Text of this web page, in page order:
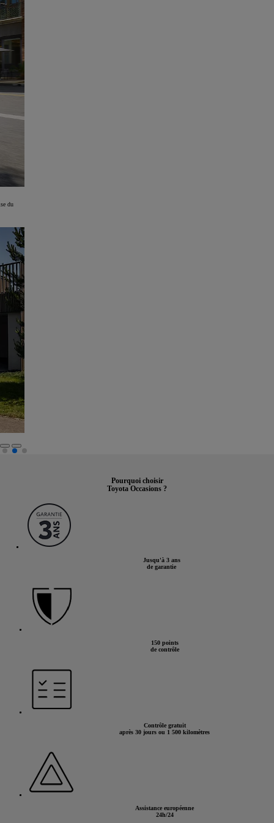
du
Pourquoi choisir
Toyota Occasions ?
Jusqu'à 3 ans
de garantie
150 points
de contrôle
Contrôle gratuit
après 30 jours ou 1 500 kilomètres
Assistance européenne
24h/24